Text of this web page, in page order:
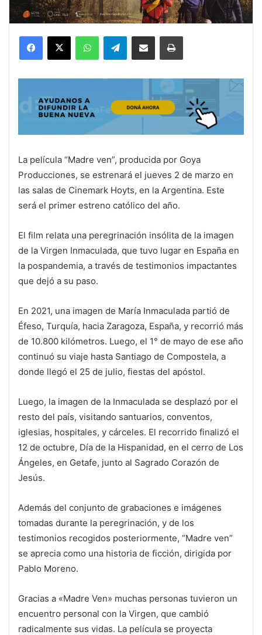
Telegram
La película “Madre ven”, producida por Goya
Producciones, se estrenará el jueves 2 de marzo en
las salas de Cinemark Hoyts, en la Argentina. Este
será el primer estreno católico del año.
El film relata una peregrinación insólita de la imagen
de la Virgen Inmaculada, que tuvo lugar en España en
la pospandemia, a través de testimonios impactantes
que dejó a su paso.
En 2021, una imagen de María Inmaculada partió de
Éfeso, Turquía, hacia Zaragoza, España, y recorrió más
de 10.800 kilómetros. Luego, el 1° de mayo de ese año
continuó su viaje hasta Santiago de Compostela, a
donde llegó el 25 de julio, fiestas del apóstol.
Luego, la imagen de la Inmaculada se desplazó por el
resto del país, visitando santuarios, conventos,
iglesias, hospitales, y cárceles. El recorrido finalizó el
12 de octubre, Día de la Hispanidad, en el cerro de Los
Ángeles, en Getafe, junto al Sagrado Corazón de
Jesús.
Además del conjunto de grabaciones e imágenes
tomadas durante la peregrinación, y de los
testimonios recogidos posteriormente, “Madre ven”
se aprecia como una historia de ficción, dirigida por
Pablo Moreno.
Gracias a «Madre Ven» muchas personas tuvieron un
encuentro personal con la Virgen, que cambió
radicalmente sus vidas. La película se proyecta